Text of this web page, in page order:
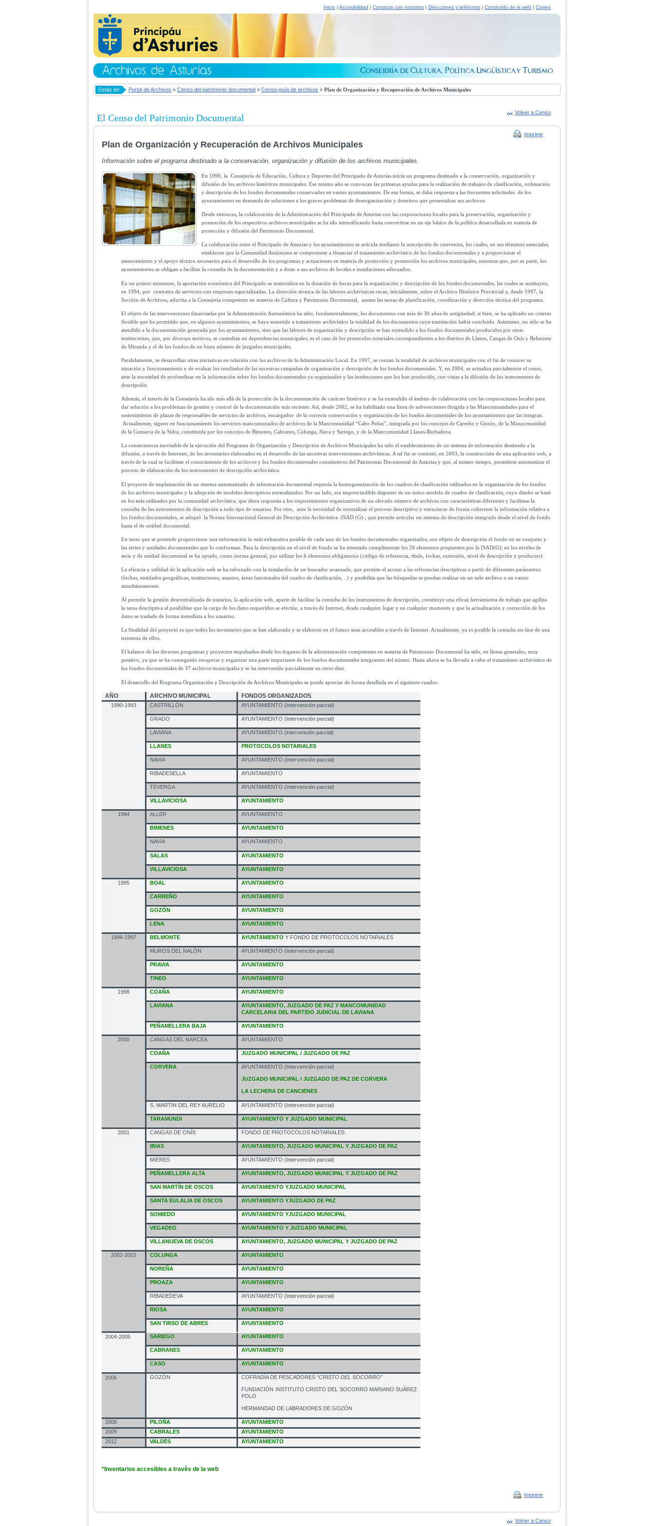
Inicio | Accesibilidad | Contacta con nosotros | Direcciones y teléfonos | Contenido de la web | Correo
Estás en Portal de Archivos » Censo del patrimonio documental » Censo-guía de archivos » Plan de Organización y Recuperación de Archivos Municipales
Volver a Censo
El Censo del Patrimonio Documental
Imprimir
Plan de Organización y Recuperación de Archivos Municipales
Información sobre el programa destinado a la conservación, organización y difusión de los archivos municipales.
En 1990, la Consejería de Educación, Cultura y Deportes del Principado de Asturias inicia un programa destinado a la conservación, organización y
difusión de los archivos históricos municipales. Ese mismo año se convocan las primeras ayudas para la realización de trabajos de clasificación, ordenación
y descripción de los fondos documentales conservados en varios ayuntamientos. De esa forma, se daba respuesta a las frecuentes solicitudes de los
ayuntamientos en demanda de soluciones a los graves problemas de desorganización y deterioro que presentaban sus archivos.
Desde entonces, la colaboración de la Administración del Principado de Asturias con las corporaciones locales para la preservación, organización y
promoción de los respectivos archivos municipales se ha ido intensificando hasta convertirse en un eje básico de la política desarrollada en materia de
protección y difusión del Patrimonio Documental.
La colaboración entre el Principado de Asturias y los ayuntamientos se articula mediante la suscripción de convenios, los cuales, en sus términos esenciales,
establecen que la Comunidad Autónoma se compromete a financiar el tratamiento archivístico de los fondos documentales y a proporcionar el
asesoramiento y el apoyo técnico necesarios para el desarrollo de los programas y actuaciones en materia de protección y promoción los archivos municipales, mientras que, por su parte, los
ayuntamientos se obligan a facilitar la consulta de la documentación y a dotar a sus archivos de locales e instalaciones adecuados.
En un primer momento, la aportación económica del Principado se materializa en la dotación de becas para la organización y descripción de los fondos documentales, las cuales se sustituyen,
en 1994, por contratos de servicios con empresas especializadas. La dirección técnica de las labores archivísticas recae, inicialmente, sobre el Archivo Histórico Provincial y, desde 1997, la
Sección de Archivos, adscrita a la Consejería competente en materia de Cultura y Patrimonio Documental, asume las tareas de planificación, coordinación y dirección técnica del programa.
El objeto de las intervenciones financiadas por la Administración Autonómica ha sido, fundamentalmente, los documentos con más de 30 años de antigüedad; si bien, se ha aplicado un criterio
flexible que ha permitido que, en algunos ayuntamientos, se haya sometido a tratamiento archivístico la totalidad de los documentos cuya tramitación había concluido. Asimismo, no sólo se ha
atendido a la documentación generada por los ayuntamientos, sino que las labores de organización y descripción se han extendido a los fondos documentales producidos por otras
instituciones, que, por diversos motivos, se custodian en dependencias municipales; es el caso de los protocolos notariales correspondientes a los distritos de Llanes, Cangas de Onís y Belmonte
de Miranda y el de los fondos de un buen número de juzgados municipales.
Paralelamente, se desarrollan otras iniciativas en relación con los archivos de la Administración Local. En 1997, se censan la totalidad de archivos municipales con el fin de conocer su
situación y funcionamiento y de evaluar los resultados de las sucesivas campañas de organización y descripción de los fondos documentales. Y, en 2004, se actualiza parcialmente el censo,
ante la necesidad de profundizar en la información sobre los fondos documentales ya organizados y las instituciones que los han producido, con vistas a la difusión de los instrumentos de
descripción.
Además, el interés de la Consejería ha ido más allá de la protección de la documentación de carácter histórico y se ha extendido el ámbito de colaboración con las corporaciones locales para
dar solución a los problemas de gestión y control de la documentación más reciente. Así, desde 2002, se ha habilitado una línea de subvenciones dirigida a las Mancomunidades para el
sostenimiento de plazas de responsables de servicios de archivos, encargados de la correcta conservación y organización de los fondos documentales de los ayuntamientos que las integran.
Actualmente, siguen en funcionamiento los servicios mancomunados de archivos de la Mancomunidad “Cabo Peñas”, integrada por los concejos de Carreño y Gozón, de la Manocmunidad
de la Comarca de la Sidra, constituida por los concejos de Bimenes, Cabranes, Colunga, Nava y Sariego, y de la Mancomunidad Llanes-Riobadeva.
La consecuencia inevitable de la ejecución del Programa de Organización y Descripción de Archivos Municipales ha sido el establecimiento de un sistema de información destinado a la
difusión, a través de Interntet, de los inventarios elaborados en el desarrollo de las sucesivas intervenciones archivísticas. A tal fin se contrató, en 2003, la construcción de una aplicación web, a
través de la cual se facilitase el conocimiento de los archivos y los fondos documentales constitutivos del Patrimonio Documental de Asturias y que, al mismo tiempo, permitiese automatizar el
proceso de elaboración de los instrumentos de descripción archivística.
El proyecto de implantación de un sistema automatizado de información documental requería la homogeneización de los cuadros de clasificación utilizados en la organización de los fondos
de los archivos municipales y la adopción de modelos descriptivos normalizados. Por un lado, era imprescindible disponer de un único modelo de cuadro de clasificación, cuyo diseño se basó
en los más utilizados por la comunidad archivística, que diera respuesta a los requerimientos organizativos de un elevado número de archivos con características diferentes y facilitase la
consulta de los instrumentos de descripción a todo tipo de usuarios. Por otro,
ante la necesidad de normalizar el proceso descriptivo y estructurar de forma coherente la información relativa a
los fondos documentales, se adoptó la Norma Internacional General de Descripción Archivística -ISAD (G)-, que permite articular un sistema de descripción integrado desde el nivel de fondo
hasta el de unidad documental.
En tanto que se pretende proporcionar una información lo más exhaustiva posible de cada uno de los fondos documentales organizados, son objeto de descripción el fondo en su conjunto y
las series y unidades documentales que lo conforman. Para la descripción en el nivel de fondo se ha intentado cumplimentar los 26 elementos propuestos por la ISAD(G); en los niveles de
serie y de unidad documental se ha optado, como norma general, por utilizar los 6 elementos obligatorios (código de referencia, título, fechas, extensión, nivel de descripción y productor)
La eficacia y utilidad de la aplicación web se ha reforzado con la instalación de un buscador avanzado, que permite el acceso a las referencias descriptivas a partir de diferentes parámetros
(fechas, entidades geográficas, instituciones, asuntos, áreas funcionales del cuadro de clasificación, ..) y posibilita que las búsquedas se puedan realizar en un solo archivo o en varios
simultáneamente.
Al permitir la gestión descentralizada de usuarios, la aplicación web, aparte de facilitar la consulta de los instrumentos de descripción, constituye una eficaz herramienta de trabajo que agiliza
la tarea descriptiva al posibilitar que la carga de los datos requeridos se efectúe, a través de Internet, desde cualquier lugar y en cualquier momento y que la actualización y corrección de los
datos se traslade de forma inmediata a los usuarios.
La finalidad del proyecto es que todos los inventarios que se han elaborado y se elaboren en el futuro sean accesibles a través de Internet. Actualmente, ya es posible la consulta on-line de una
treintena de ellos.
El balance de los diversos programas y proyectos impulsados desde los órganos de la administración competentes en materia de Patrimonio Documental ha sido, en líneas generales, muy
positivo, ya que se ha conseguido recuperar y organizar una parte importante de los fondos documentales integrantes del mismo. Hasta ahora se ha llevado a cabo el tratamiento archivístico de
los fondos documentales de 37 archivos municipales y se ha intervenido parcialmente en otros diez.
El desarrollo del Programa Organización y Descripción de Archivos Municipales se puede apreciar de forma detallada en el siguiente cuadro:
AÑO ARCHIVO MUNICIPAL FONDOS ORGANIZADOS
1990-1993 CASTRILLÓN AYUNTAMIENTO (Intervención parcial)
GRADO AYUNTAMIENTO (Intervención parcial)
LAVIANA AYUNTAMIENTO (intervención parcial)
LLANES PROTOCOLOS NOTARIALES
NAVIA AYUNTAMIENTO (Intervención parcial)
RIBADESELLA AYUNTAMIENTO
TEVERGA AYUNTAMIENTO (Intervención parcial)
VILLAVICIOSA AYUNTAMIENTO
1994 ALLER AYUNTAMIENTO
BIMENES AYUNTAMIENTO
NAVIA AYUNTAMIENTO
SALAS AYUNTAMIENTO
VILLAVICIOSA AYUNTAMIENTO
1995 BOAL AYUNTAMIENTO
CARREÑO AYUNTAMIENTO
GOZÓN AYUNTAMIENTO
LENA AYUNTAMIENTO
1996-1997 BELMONTE AYUNTAMIENTOY FONDO DE PROTOCOLOS NOTARIALES
MUROS DEL NALÓN AYUNTAMIENTO (Intervención parcial)
PRAVIA AYUNTAMIENTO
TINEO AYUNTAMIENTO
1998 COAÑA AYUNTAMIENTO
LAVIANA
AYUNTAMIENTO, JUZGADO DE PAZ Y MANCOMUNIDAD
CARCELARIA DEL PARTIDO JUDICIAL DE LAVIANA
PEÑAMELLERA BAJA AYUNTAMIENTO
2000 CANGAS DEL NARCEA AYUNTAMIENTO
COAÑA JUZGADO MUNICIPAL / JUZGADO DE PAZ
CORVERA AYUNTAMIENTO (Intervención parcial)
JUZGADO MUNICIPAL / JUZGADO DE PAZ DE CORVERA
LA LECHERA DE CANCIENES
S. MARTIN DEL REY AURELIO AYUNTAMIENTO (Intervención parcial)
TARAMUNDI AYUNTAMIENTO Y JUZGADO MUNICIPAL
2001 CANGAS DE ONÍS FONDO DE PROTOCOLOS NOTARIALES
IBIAS AYUNTAMIENTO, JUZGADO MUNICIPAL Y JUZGADO DE PAZ
MIERES AYUNTAMIENTO (Intervención parcial)
PEÑAMELLERA ALTA AYUNTAMIENTO, JUZGADO MUNICIPAL Y JUZGADO DE PAZ
SAN MARTÍN DE OSCOS AYUNTAMIENTO YJUZGADO MUNICIPAL
SANTA EULALIA DE OSCOS AYUNTAMIENTO YJUZGADO DE PAZ
SOMIEDO AYUNTAMIENTO YJUZGADO MUNICIPAL
VEGADEO AYUNTAMIENTO Y JUZGADO MUNICIPAL
VILLANUEVA DE OSCOS AYUNTAMIENTO, JUZGADO MUNICIPAL Y JUZGADO DE PAZ
2002-2003 COLUNGA AYUNTAMIENTO
NOREÑA AYUNTAMIENTO
PROAZA AYUNTAMIENTO
RIBADEDEVA AYUNTAMIENTO (Intervención parcial)
RIOSA AYUNTAMIENTO
SAN TIRSO DE ABRES AYUNTAMIENTO
2004-2005 SARIEGO AYUNTAMIENTO
CABRANES AYUNTAMIENTO
CASO AYUNTAMIENTO
2006 GOZÓN COFRADÍA DE PESCADORES “CRISTO DEL SOCORRO”
FUNDACIÓN INSTITUTO CRISTO DEL SOCORRO MARIANO SUÁREZ
POLO
HERMANDAD DE LABRADORES DE GOZÓN
2008 PILOÑA
AYUNTAMIENTO
2009
CABRALES
AYUNTAMIENTO
2012
VALDÉS AYUNTAMIENTO
*Inventarios accesibles a través de la web
Imprimir
Volver a Censo